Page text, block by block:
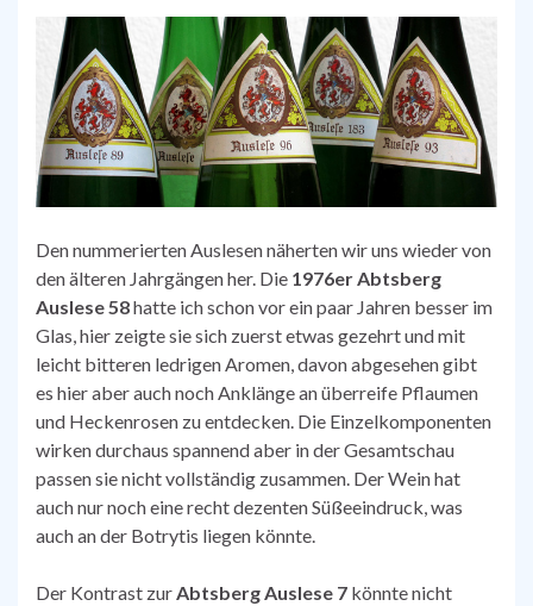
Den nummerierten Auslesen näherten wir uns wieder von
den älteren Jahrgängen her. Die 1976er Abtsberg
Auslese 58hatte ich schon vor ein paar Jahren besser im
Glas, hier zeigte sie sich zuerst etwas gezehrt und mit
leicht bitteren ledrigen Aromen, davon abgesehen gibt
es hier aber auch noch Anklänge an überreife Pflaumen
und Heckenrosen zu entdecken. Die Einzelkomponenten
wirken durchaus spannend aber in der Gesamtschau
passen sie nicht vollständig zusammen. Der Wein hat
auch nur noch eine recht dezenten Süßeeindruck, was
auch an der Botrytis liegen könnte.
Der Kontrast zurAbtsberg Auslese 7 könnte nicht